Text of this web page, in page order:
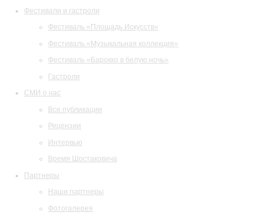
Фестивали и гастроли
Фестиваль «Площадь Искусств»
Фестиваль «Музыкальная коллекция»
Фестиваль «Барокко в белую ночь»
Гастроли
СМИ о нас
Все публикации
Рецензии
Интервью
Время Шостаковича
Партнеры
Наши партнеры
Фотогалерея